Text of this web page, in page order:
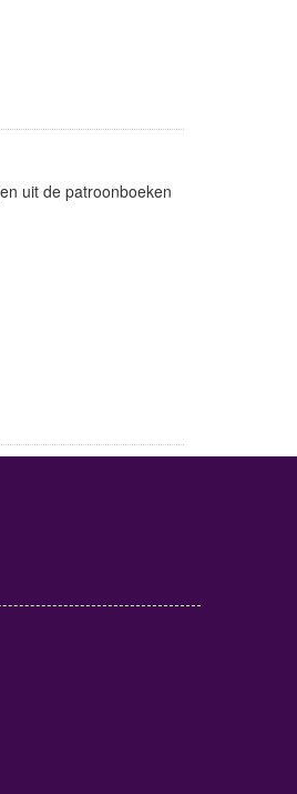
uit de patroonboeken